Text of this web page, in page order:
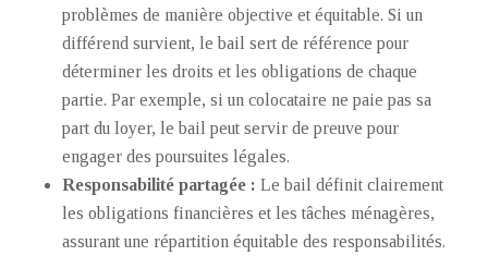
problèmes de manière objective et équitable. Si un
différend survient, le bail sert de référence pour
déterminer les droits et les obligations de chaque
partie. Par exemple, si un colocataire ne paie pas sa
part du loyer, le bail peut servir de preuve pour
engager des poursuites légales.
Responsabilité partagée : Le bail définit clairement
les obligations financières et les tâches ménagères,
assurant une répartition équitable des responsabilités.